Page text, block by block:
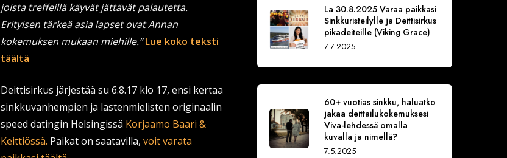
joista treffeillä käyvät jättävät palautetta.
Erityisen tärkeä asia lapset ovat Annan
kokemuksen mukaan miehille.”Lue koko teksti
täältä
Deittisirkus järjestää su 6.8.17 klo 17, ensi kertaa
sinkkuvanhempien ja lastenmielisten originaalin
speed datingin Helsingissä Korjaamo Baari &
Keittiössä. Paikat on saatavilla, voit varata
La 30.8.2025 Varaa paikkasi
Sinkkuristeilylle ja Deittisirkus
pikadeiteille (Viking Grace)
7.7.2025
60+ vuotias sinkku, haluatko
jakaa deittailukokemuksesi
Viva-lehdessä omalla
kuvalla ja nimellä?
7.5.2025